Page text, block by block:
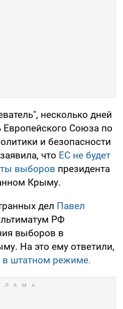
несколько дней
Европейского Союза по
и безопасности
что ЕС не будет
выборов президента
Крыму.
дел Павел
РФ
выборов в
На это ему ответили,
в штатном режиме.